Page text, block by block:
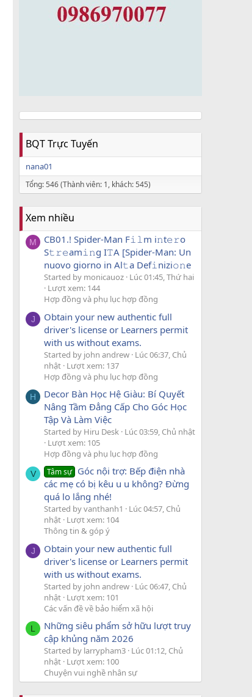
BQT Trực Tuyến
nana01
Tổng: 546 (Thành viên: 1, khách: 545)
Xem nhiều
M
CB01.! Spider-Man F𝚒𝚕m i𝚗t𝚎𝚛o
S𝚝𝚛𝚎am𝚒𝚗g I𝚃A [Spider-Man: Un
nuovo giorno in Al𝚝a Def𝚒nizi𝚘𝚗e
Started by monicauoz Lúc 01:45, Thứ hai
Lượt xem: 144
Hợp đồng và phụ lục hợp đồng
J
Obtain your new authentic full
driver's license or Learners permit
with us without exams.
Started by john andrew Lúc 06:37, Chủ
nhật Lượt xem: 137
Hợp đồng và phụ lục hợp đồng
H
Decor Bàn Học Hệ Giàu: Bí Quyết
Nâng Tầm Đẳng Cấp Cho Góc Học
Tập Và Làm Việc
Started by Hiru Desk Lúc 03:59, Chủ nhật
Lượt xem: 105
Hợp đồng và phụ lục hợp đồng
V Tâm sự Góc nội trợ: Bếp điện nhà
các mẹ có bị kêu u u không? Đừng
quá lo lắng nhé!
Started by vanthanh1
Lúc 04:57, Chủ
nhật Lượt xem: 104
Thông tin & góp ý
J
Obtain your new authentic full
driver's license or Learners permit
with us without exams.
Started by john andrew Lúc 06:47, Chủ
nhật Lượt xem: 101
Các vấn đề về bảo hiểm xã hội
L
Những siêu phẩm sở hữu lượt truy
cập khủng năm 2026
Started by larrypham3 Lúc 01:12, Chủ
nhật Lượt xem: 100
Chuyện vui nghề nhân sự